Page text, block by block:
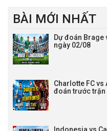
BÀI MỚI NHẤT
Dự đoán Brage
ngày 02/08
Charlotte FC
đoán trước trận